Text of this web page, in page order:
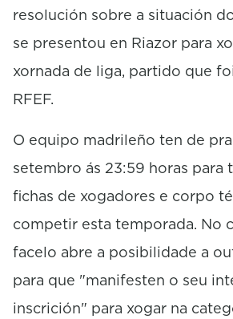
resolución sobre a situación
se presentou en Riazor para
xornada de liga, partido que
RFEF.
O equipo madrileño ten de
setembro ás 23:59 horas para
fichas de xogadores e corpo
competir esta temporada. No
facelo abre a posibilidade a
para que "manifesten o seu
inscrición" para xogar na